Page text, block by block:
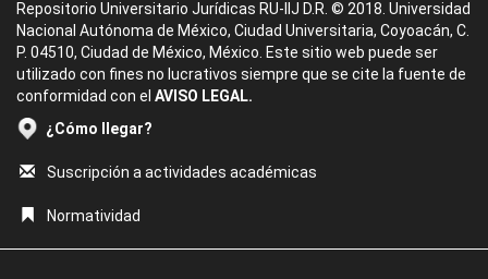
Repositorio Universitario Jurídicas RU-IIJ D.R. © 2018. Universidad
Nacional Autónoma de México, Ciudad Universitaria, Coyoacán, C.
P. 04510, Ciudad de México, México. Este sitio web puede ser
utilizado con fines no lucrativos siempre que se cite la fuente de
conformidad con el AVISO LEGAL.
¿Cómo llegar?
Suscripción a actividades académicas
Normatividad